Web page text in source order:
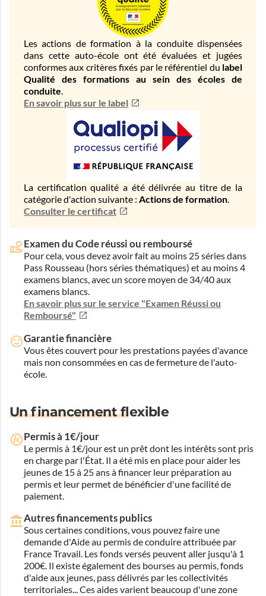
Les actions de formation à la conduite dispensées
dans cette auto-école ont été évaluées et jugées
conformes aux critères fixés par le référentiel du label
Qualité des formations au sein des écoles de
conduite.
En savoir plus sur le label
La certification qualité a été délivrée au titre de la
catégorie d'action suivante : Actions de formation.
Consulter le certificat
Examen du Code réussi ou remboursé
Pour cela, vous devez avoir fait au moins 25 séries dans
Pass Rousseau (hors séries thématiques) et au moins 4
examens blancs, avec un score moyen de 34/40 aux
examens blancs.
En savoir plus sur le service "Examen Réussi ou
Remboursé"
Garantie financière
Vous êtes couvert pour les prestations payées d'avance
mais non consommées en cas de fermeture de l'auto-
école.
Un financement flexible
Permis à 1€/jour
Le permis à 1€/jour est un prêt dont les intérêts sont pris
en charge par l'État. Il a été mis en place pour aider les
jeunes de 15 à 25 ans à financer leur préparation au
permis et leur permet de bénéficier d'une facilité de
paiement.
Autres financements publics
Sous certaines conditions, vous pouvez faire une
demande d'Aide au permis de conduire attribuée par
France Travail. Les fonds versés peuvent aller jusqu'à 1
200€. Il existe également des bourses au permis, fonds
d'aide aux jeunes, pass délivrés par les collectivités
territoriales... Ces aides varient beaucoup d'une zone